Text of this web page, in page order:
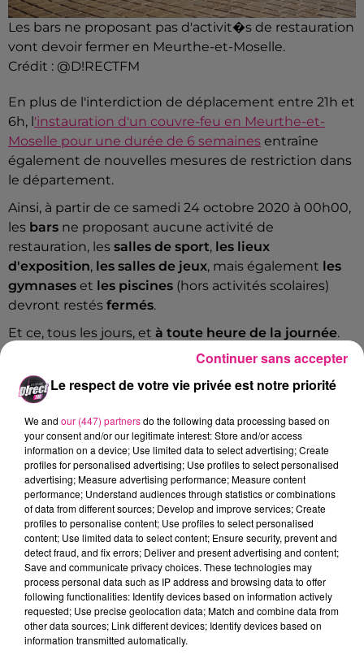
Les bars ne proposant pas d'activit�s de restauration
vont devoir fermer en Meurthe-et-Moselle.
Crédit : @D!RECTFM
En plus de l'interdiction de déplacement entre 21h et
6h, l'instauration d'un couvre-feu en Meurthe-et-
Moselle pour une durée de 6 semaines entraîne
également de nouvelles mesures de restriction dans
le département.
Ainsi, à partir de ce samedi 24 octobre 2020 à 00h00,
les bars ne proposant aucune activité de
restauration, les salles de sport, les lieux
d'exposition, les salles de jeux, mais également les
gymnases et les piscines (hors activités scolaires)
devront restés fermés.
Et ce, tous les jours, et à toute heure de la journée.
1 000 SPECTATEURS MAXIMUM LORS DES RENCONTRES SPORTIVES
D'autre part, lesfêtes foraines seront interditesà
foire d'automne de Nancy,alors que celle-ci vient
seulement d'investir le parc de la Pépinière.
Les expositions et autres foires sont aussi mises en
suspens, alors que lesrencontres sportivesde l'AS
Nancy-Lorraine, du SLUC Nancy Basket ou bien du
Grand Nancy Métropole Handball, par exemple,ne
pourront se disputer devant plus de 1 000
spectateurs.
Elles se dérouleront même à huis-clos à partir du
moment où elles s'achèvent après 21 heures.
UNE ATTESTATION DE DÉPLACEMENT DURANT LE COUVRE-FEU
Le respect de votre vie privée est notre priorité
We and our (447) partnersdo the following data processing based on
your consent and/or our legitimate interest: Store and/or access
information on a device; Use limited data to select advertising; Create
profiles for personalised advertising; Use profiles to select personalised
advertising; Measure advertising performance; Measure content
performance; Understand audiences through statistics or combinations
of data from different sources; Develop and improve services; Create
profiles to personalise content; Use profiles to select personalised
content; Use limited data to select content; Ensure security, prevent and
detect fraud, and fix errors; Deliver and present advertising and content;
Save and communicate privacy choices. These technologies may
process personal data such as IP address and browsing data to offer
following functionalities: Identify devices based on information actively
requested; Use precise geolocation data; Match and combine data from
other data sources; Link different devices; Identify devices based on
information transmitted automatically.
Continuer sans accepter